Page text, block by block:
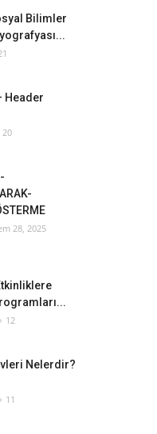
Bilimler
Header
20
28, 2025
12
Nelerdir?
11